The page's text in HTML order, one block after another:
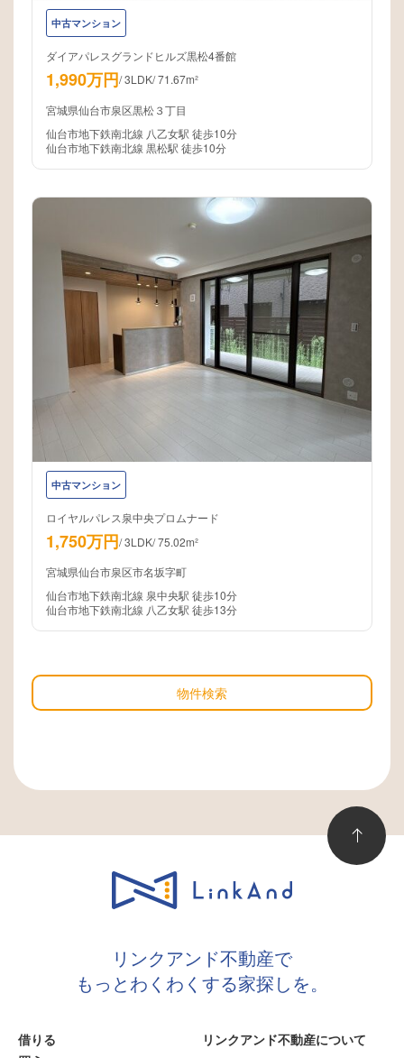
中古マンション
ダイアパレスグランドヒルズ黒松4番館
1,990万円/3LDK/71.67m²
宮城県仙台市泉区黒松３丁目
仙台市地下鉄南北線 八乙女駅 徒歩10分
仙台市地下鉄南北線 黒松駅 徒歩10分
中古マンション
ロイヤルパレス泉中央プロムナード
1,750万円/3LDK/75.02m²
宮城県仙台市泉区市名坂字町
仙台市地下鉄南北線 泉中央駅 徒歩10分
仙台市地下鉄南北線 八乙女駅 徒歩13分
物件検索
リンクアンド不動産で
もっとわくわくする家探しを。
借りる
リンクアンド不動産について